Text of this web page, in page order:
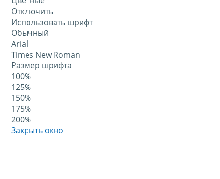
Отключить
Использовать шрифт
Обычный
Arial
Times New Roman
Размер шрифта
100%
125%
150%
175%
200%
Закрыть окно